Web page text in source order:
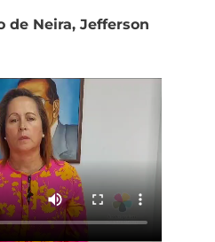
de Neira, Jefferson